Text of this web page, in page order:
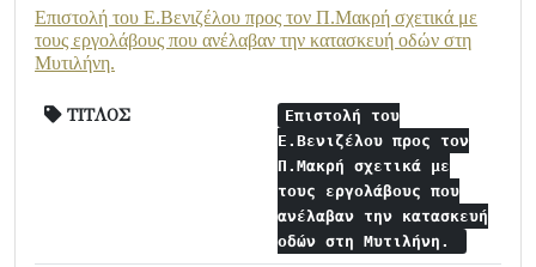
Επιστολή του Ε.Βενιζέλου προς τον Π.Μακρή σχετικά με
τους εργολάβους που ανέλαβαν την κατασκευή οδών στη
Μυτιλήνη.
ΤΙΤΛΟΣ
Επιστολή του
Ε.Βενιζέλου προς τον
Π.Μακρή σχετικά με
τους εργολάβους που
ανέλαβαν την κατασκευή
οδών στη Μυτιλήνη.